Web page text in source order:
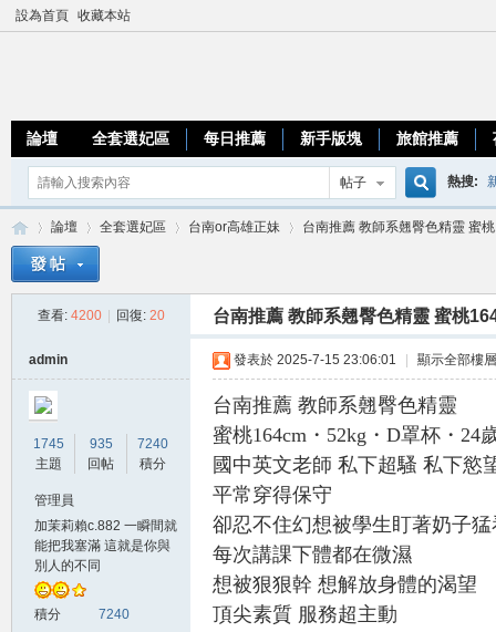
設為首頁 收藏本站
論壇 全套選妃區 每日推薦 新手版塊 旅館推薦
帖子
搜
索
熱搜:
優質台
論壇
›
全套選妃區 台南or高雄正妹
›
台南推薦 教師系翹臀色精靈 蜜
查看: 4200 回復: 20 台南推薦 教師系翹臀色精靈 蜜桃
admin
1745
主題
935
回帖
7240
積分
管理員
加茉莉賴c.882 一瞬間就
能把我塞滿 這就是你與
別人的不同
積分 7240
發表於 2025-7-15 23:06:01 顯示全部樓層
台南推薦 教師系翹臀色精靈
蜜桃164cm・52kg・D罩杯・24
國中英文老師 私下超騷 私下慾
平常穿得保守
卻忍不住幻想被學生盯著奶子猛
每次講課下體都在微濕
想被狠狠幹 想解放身體的渴望
頂尖素質 服務超主動